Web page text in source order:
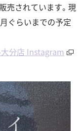
売されています。現
ぐらいまでの予定
分店 Instagram